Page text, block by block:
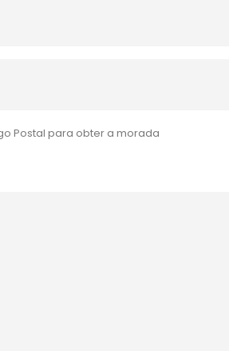
Postal para obter a morada